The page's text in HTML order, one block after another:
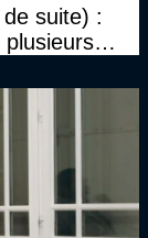
suite) :